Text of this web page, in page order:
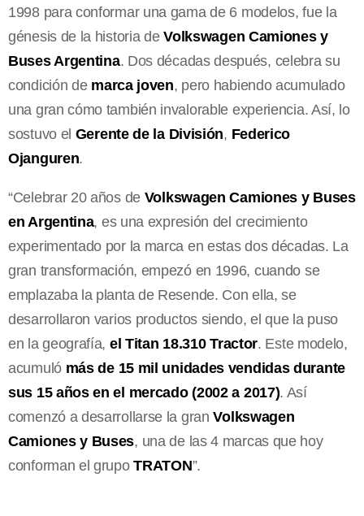
1998 para conformar una gama de 6 modelos, fue la
génesis de la historia deVolkswagen Camiones y
Buses Argentina. Dos décadas después, celebra su
condición de marca joven, pero habiendo acumulado
una gran cómo también invalorable experiencia. Así, lo
sostuvo el Gerente de la División, Federico
Ojanguren.
“Celebrar 20 años de Volkswagen Camiones y Buses
en Argentina, es una expresión del crecimiento
experimentado por la marca en estas dos décadas. La
gran transformación, empezó en 1996, cuando se
emplazaba la planta de Resende. Con ella, se
desarrollaron varios productos siendo, el que la puso
en la geografía, el Titan 18.310 Tractor. Este modelo,
acumuló más de 15 mil unidades vendidas durante
sus 15 años en el mercado (2002 a 2017). Así
comenzó a desarrollarse la granVolkswagen
Camiones y Buses, una de las 4 marcas que hoy
conforman el grupoTRATON”.